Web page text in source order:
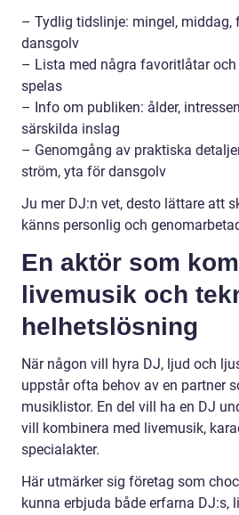
– Tydlig tidslinje: mingel, middag,
dansgolv
– Lista med några favoritlåtar
spelas
– Info om publiken: ålder,
särskilda inslag
– Genomgång av praktiska
ström, yta för dansgolv
Ju mer DJ:n vet, desto lättare att
känns personlig och
En aktör som
livemusik och
helhetslösning
När någon vill hyra DJ, ljud och
uppstår ofta behov av en partner
musiklistor. En del vill ha en DJ
vill kombinera med livemusik,
specialakter.
Här utmärker sig företag som
kunna erbjuda både erfarna DJ:s,